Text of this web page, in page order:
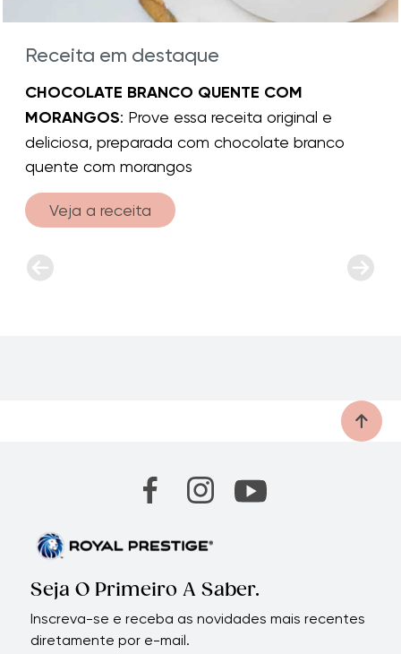
Receita em destaque
CHOCOLATE BRANCO QUENTE COM
MORANGOS: Prove essa receita original e
deliciosa, preparada com chocolate branco
quente com morangos
Veja a receita
Seja O Primeiro A Saber.
Inscreva-se e receba as novidades mais recentes
diretamente por e-mail.